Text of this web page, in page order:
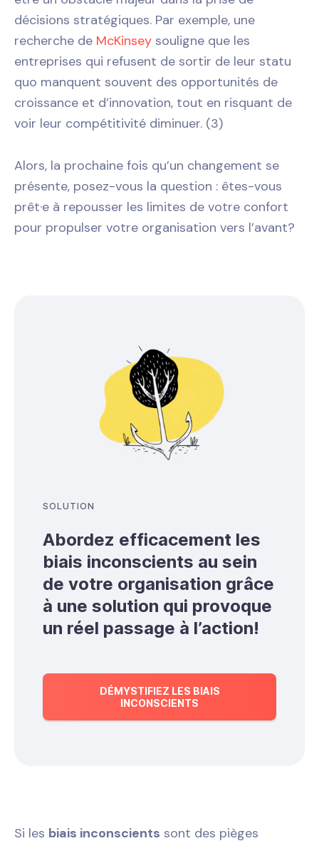
décisions stratégiques. Par exemple, une
recherche de McKinsey souligne que les
entreprises qui refusent de sortir de leur statu
quo manquent souvent des opportunités de
croissance et d’innovation, tout en risquant de
voir leur compétitivité diminuer​. (3)
Alors, la prochaine fois qu’un changement se
présente, posez-vous la question : êtes-vous
prêt·e à repousser les limites de votre confort
pour propulser votre organisation vers l’avant?
SOLUTION
Abordez efficacement les
biais inconscients au sein
de votre organisation grâce
à une solution qui provoque
un réel passage à l’action!
DÉMYSTIFIEZ LES BIAIS
INCONSCIENTS
Si les biais inconscients sont des pièges